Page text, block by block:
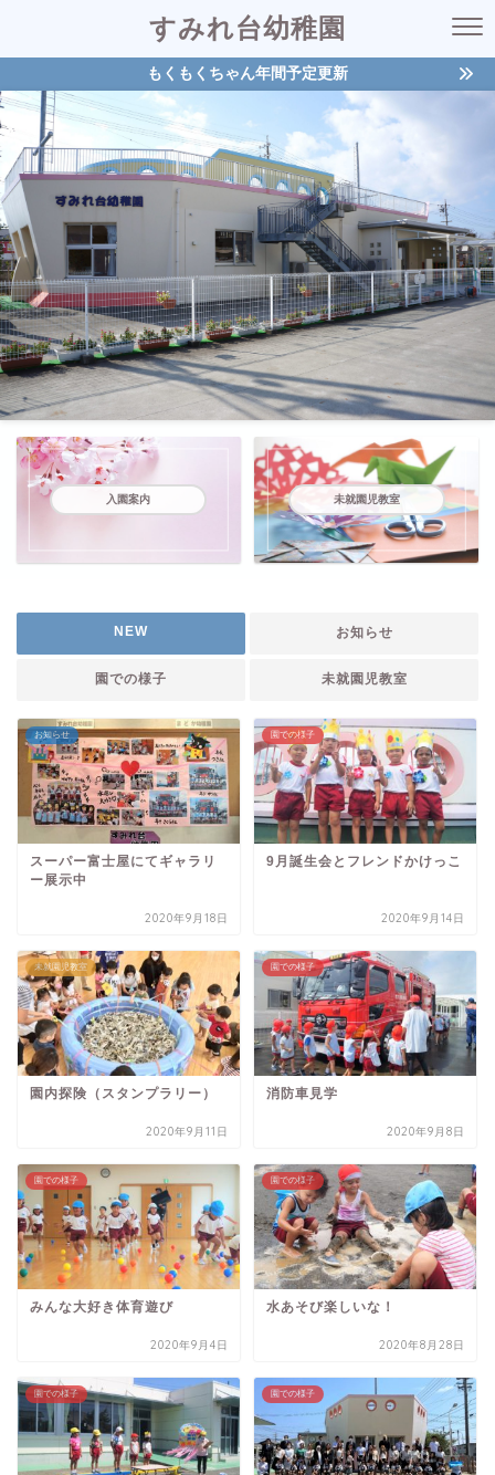
すみれ台幼稚園
もくもくちゃん年間予定更新
入園案内 未就園児教室
NEW お知らせ
園での様子 未就園児教室
お知らせ
スーパー富士屋にてギャラリ
ー展示中
2020年9月18日
園での様子
9月誕生会とフレンドかけっこ
2020年9月14日
未就園児教室
園内探険（スタンプラリー）
2020年9月11日
園での様子
消防車見学
2020年9月8日
園での様子
みんな大好き体育遊び
2020年9月4日
園での様子
水あそび楽しいな！
2020年8月28日
園での様子 園での様子